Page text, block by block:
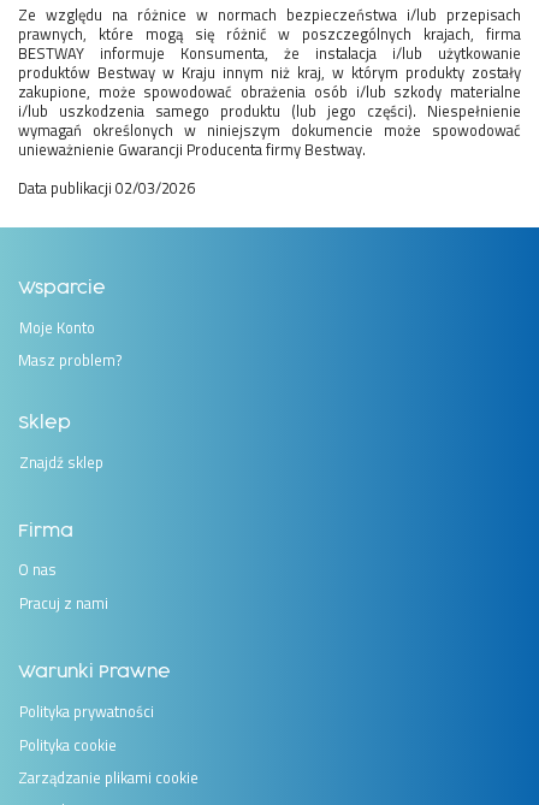
Ze względu na różnice w normach bezpieczeństwa i/lub przepisach
prawnych, które mogą się różnić w poszczególnych krajach, firma
BESTWAY informuje Konsumenta, że instalacja i/lub użytkowanie
produktów Bestway w Kraju innym niż kraj, w którym produkty zostały
zakupione, może spowodować obrażenia osób i/lub szkody materialne
i/lub uszkodzenia samego produktu (lub jego części). Niespełnienie
wymagań określonych w niniejszym dokumencie może spowodować
unieważnienie Gwarancji Producenta firmy Bestway.
Data publikacji 02/03/2026
Wsparcie
Moje Konto
Masz problem?
Sklep
Znajdź sklep
Firma
O nas
Pracuj z nami
Warunki Prawne
Polityka prywatności
Polityka cookie
Zarządzanie plikami cookie